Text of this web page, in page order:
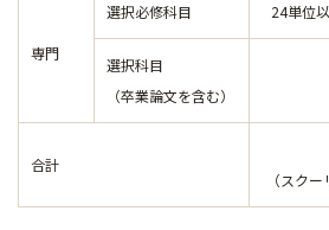
専門
選択必修科目 24単位
選択科目
（卒業論文を含む）
合計
（スク